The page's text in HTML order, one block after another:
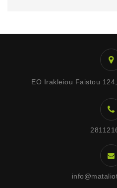
EO Irakleiou Faistou